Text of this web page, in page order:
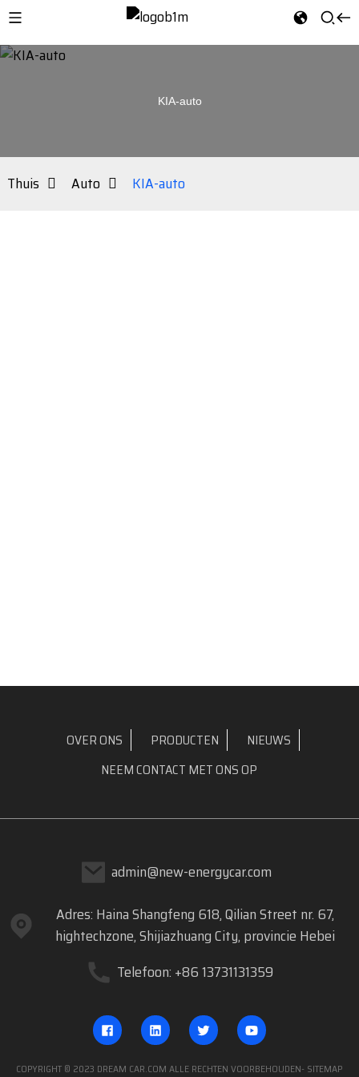
KIA-auto
Thuis Auto KIA-auto
OVER ONS PRODUCTEN
NIEUWS
NEEM CONTACT MET ONS OP
admin@new-energycar.com
Adres: Haina Shangfeng 618, Qilian Street nr. 67,
hightechzone, Shijiazhuang City, provincie Hebei
Telefoon: +86 13731131359
COPYRIGHT © 2023 DREAM CAR.COM ALLE RECHTEN VOORBEHOUDEN- SITEMAP